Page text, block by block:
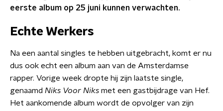
eerste album op 25 juni kunnen verwachten.
Echte Werkers
Na een aantal singles te hebben uitgebracht, komt er nu
dus ook echt een album aan van de Amsterdamse
rapper. Vorige week dropte hij zijn laatste single,
genaamd Niks Voor Niks met een gastbijdrage van Hef.
Het aankomende album wordt de opvolger van zijn